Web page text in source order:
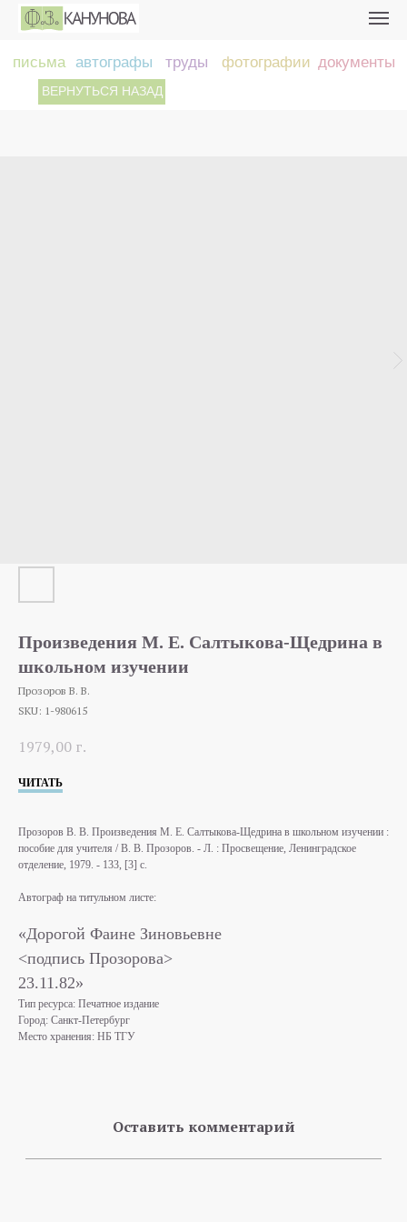
ВЕРНУТЬСЯ НАЗАД
Произведения М. Е. Салтыкова-Щедрина в
школьном изучении
Прозоров В. В.
SKU: 1-980615
1979,00 г.
ЧИТАТЬ
Прозоров В. В. Произведения М. Е. Салтыкова-Щедрина в школьном изучении :
пособие для учителя / В. В. Прозоров. - Л. : Просвещение, Ленинградское
отделение, 1979. - 133, [3] с.
Автограф на титульном листе:
«Дорогой Фаине Зиновьевне
<подпись Прозорова>
23.11.82»
Тип ресурса: Печатное издание
Город: Санкт-Петербург
Место хранения: НБ ТГУ
Оставить комментарий